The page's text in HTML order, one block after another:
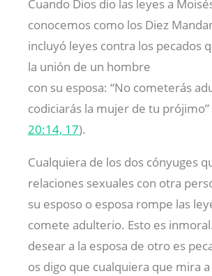
Cuando Dios dio las leyes a
conocemos como los Diez
incluyó leyes contra los pecados
la unión de un hombre
con su esposa: “No cometerás
codiciarás la mujer de tu prójimo”
20:14, 17).
Cualquiera de los dos cónyuges
relaciones sexuales con otra
su esposo o esposa rompe las
comete adulterio. Esto es
desear a la esposa de otro es
os digo que cualquiera que mira